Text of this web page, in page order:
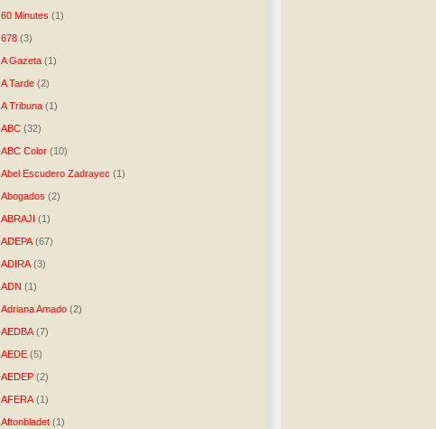
60 Minutes (1)
678 (3)
A Gazeta (1)
A Tarde (2)
A Tribuna (1)
ABC (32)
ABC Color (10)
Abel Escudero Zadrayec (1)
Abogados (2)
ABRAJI (1)
ADEPA (67)
ADIRA (3)
ADN (1)
Adriana Amado (2)
AEDBA (7)
AEDE (5)
AEDEP (2)
AFERA (1)
Aftonbladet (1)